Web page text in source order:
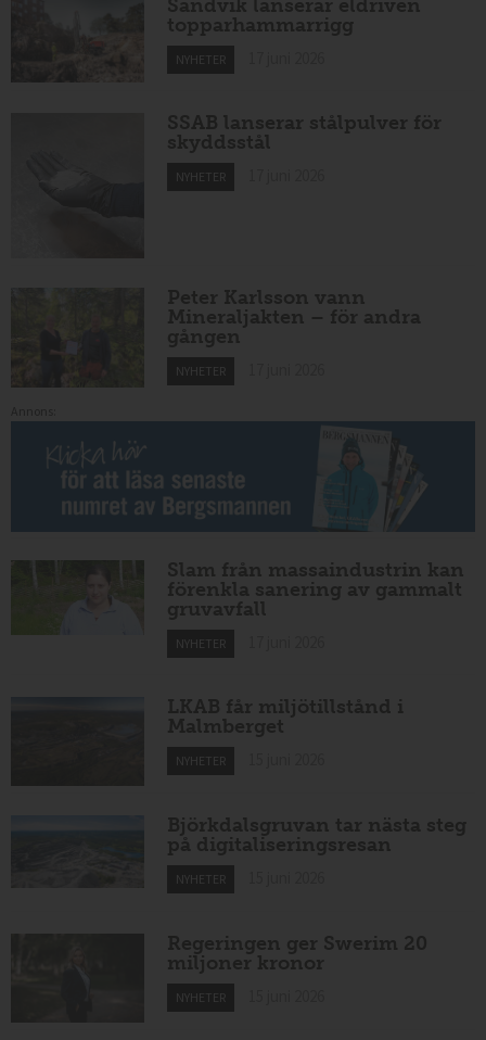
Sandvik lanserar eldriven
topparhammarrigg
NYHETER
SSAB lanserar stålpulver för
skyddsstål
NYHETER
Peter Karlsson vann
Mineraljakten – för andra
gången
NYHETER
Slam från massaindustrin kan
förenkla sanering av gammalt
gruvavfall
NYHETER
LKAB får miljötillstånd i
Malmberget
NYHETER
Björkdalsgruvan tar nästa steg
på digitaliseringsresan
NYHETER
Regeringen ger Swerim 20
miljoner kronor
NYHETER